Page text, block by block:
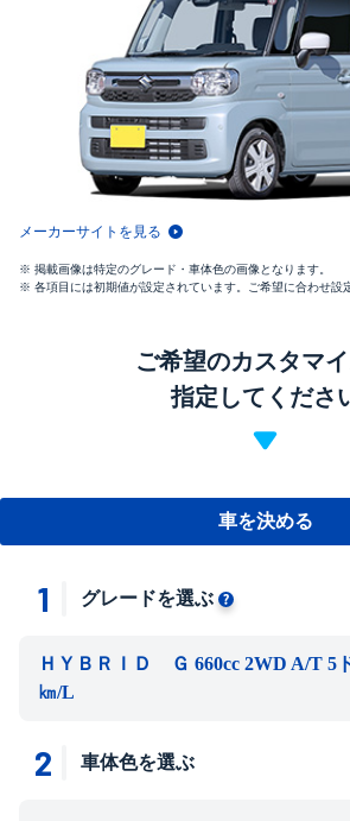
メーカーサイトを見る
掲載画像は特定のグレード・車体色の画像となります。
各項目には初期値が設定されています。ご希望に合わせ設
ご希望のカスタマ
指定してくださ
車を決める
1 グレードを選ぶ
ＨＹＢＲＩＤ Ｇ 660cc 2WD A/T 5
㎞/L
2 車体色を選ぶ